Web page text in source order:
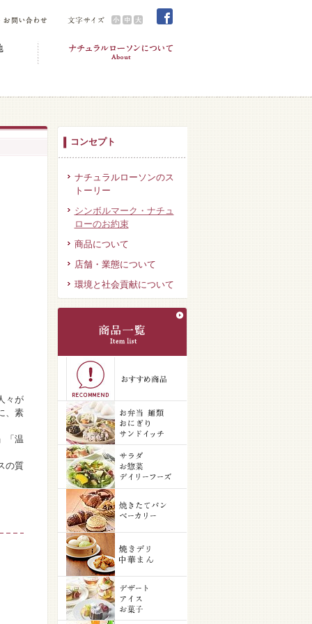
々が
、素
「温
の質
コンセプト
ナチュラルローソンのス
トーリー
シンボルマーク・ナチュ
ローのお約束
商品について
店舗・業態について
環境と社会貢献について